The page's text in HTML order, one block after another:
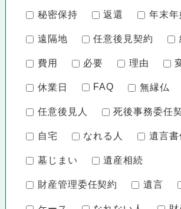
秘密保持 返還 年末年
遠隔地 任意後見契約
費用 必要 理由
休業日 FAQ 無縁仏
任意後見人 死後事務委任
自宅 なれる人 遺言
墓じまい 遺産相続
財産管理委任契約 遺言